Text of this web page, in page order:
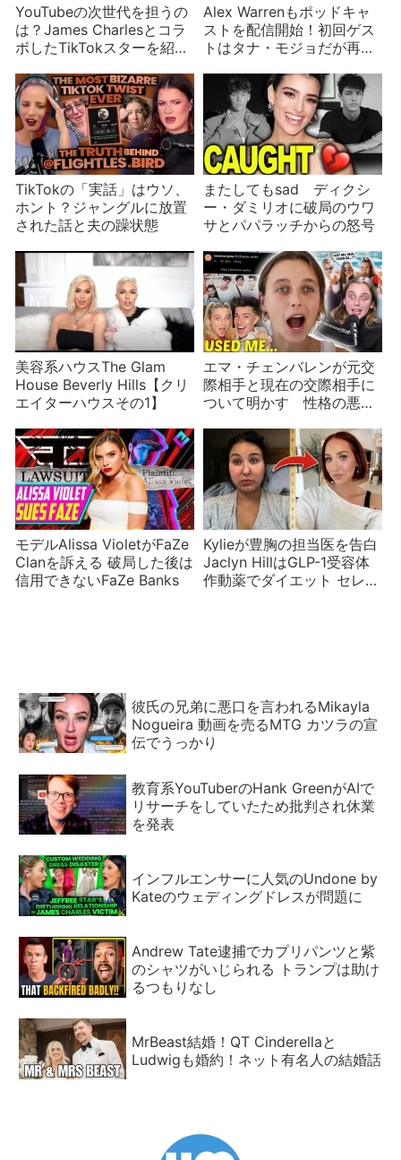
YouTubeの次世代を担うの
は？James Charlesとコラ
ボしたTikTokスターを紹
Alex Warrenもポッドキャ
ストを配信開始！初回ゲス
トはタナ・モジョだが再生
TikTokの「実話」はウソ、
ホント？ジャングルに放置
された話と夫の躁状態
またしてもsad ディクシ
ー・ダミリオに破局のウワ
サとパパラッチからの怒号
美容系ハウスThe Glam
House Beverly Hills【クリ
エイターハウスその1】
エマ・チェンバレンが元交
際相手と現在の交際相手に
ついて明かす 性格の悪い
カレ
モデルAlissa VioletがFaZe
Clanを訴える 破局した後は
信用できないFaZe Banks
Kylieが豊胸の担当医を告白
Jaclyn HillはGLP-1受容体
作動薬でダイエット セレブ
彼氏の兄弟に悪口を言われるMikayla
Nogueira 動画を売るMTG カツラの宣
伝でうっかり
教育系YouTuberのHank GreenがAIで
リサーチをしていたため批判され休業
を発表
インフルエンサーに人気のUndone by
Kateのウェディングドレスが問題に
Andrew Tate逮捕でカプリパンツと紫
のシャツがいじられる トランプは助け
るつもりなし
MrBeast結婚！QT Cinderellaと
Ludwigも婚約！ネット有名人の結婚話